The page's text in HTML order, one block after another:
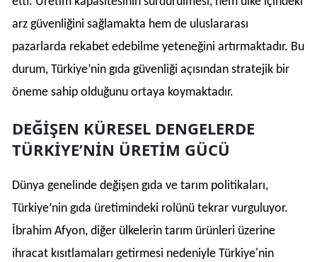
arz güvenliğini sağlamakta hem de uluslararası
pazarlarda rekabet edebilme yeteneğini artırmaktadır. Bu
durum, Türkiye’nin gıda güvenliği açısından stratejik bir
öneme sahip olduğunu ortaya koymaktadır.
DEĞİŞEN KÜRESEL DENGELERDE
TÜRKİYE’NİN ÜRETİM GÜCÜ
Dünya genelinde değişen gıda ve tarım politikaları,
Türkiye’nin gıda üretimindeki rolünü tekrar vurguluyor.
İbrahim Afyon, diğer ülkelerin tarım ürünleri üzerine
ihracat kısıtlamaları getirmesi nedeniyle Türkiye'nin